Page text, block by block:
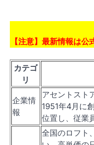
【注意】最新情報は公
カテゴ
リ
企業情
報
アセントスト
1951年4月に
位置し、従業
全国のロフト